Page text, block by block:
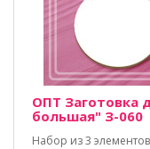
ОПТ Заготовка
большая" З-060
Набор из 3